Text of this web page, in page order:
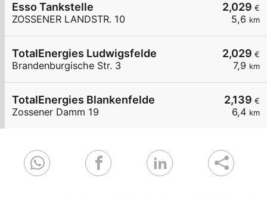
2,029 €
5,6 km
Esso Tankstelle
ZOSSENER LANDSTR. 10
2,029 €
7,9 km
TotalEnergies Ludwigsfelde
Brandenburgische Str. 3
2,139 €
6,4 km
TotalEnergies Blankenfelde
Zossener Damm 19